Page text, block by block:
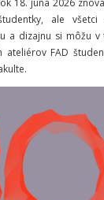
18. júna 2026
ale
a dizajnu si môžu
FAD